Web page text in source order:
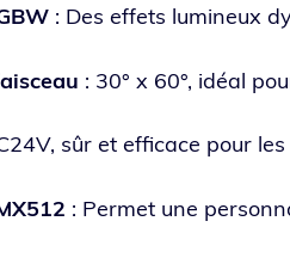
: Des effets lumi­neux
: 30° x 60°, idéal
sûr et effi­cace pour
: Permet une